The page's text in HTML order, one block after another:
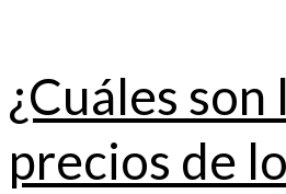
¿Cuáles son
precios de